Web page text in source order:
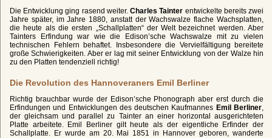
Die Entwicklung ging rasend weiter.Charles Tainter entwickelte bereits zwei
Jahre später, im Jahre 1880, anstatt der Wachswalze flache Wachsplatten,
die heute als die ersten „Schallplatten“ der Welt bezeichnet werden. Aber
Tainters Erfindung war wie die Edison’sche Wachswalze mit zu vielen
technischen Fehlern behaftet. Insbesondere die Vervielfältigung bereitete
große Schwierigkeiten. Aber er lag mit seiner Entwicklung von der Walze hin
zu den Platten tendenziell richtig!
Die Revolution des Hannoveraners Emil Berliner
Richtig brauchbar wurde der Edison’sche Phonograph aber erst durch die
Erfindungen und Entwicklungen des deutschen Kaufmannes Emil Berliner
der gleichsam und parallel zu Tainter an einer horizontal ausgerichteten
Platte arbeitete. Emil Berliner gilt heute als der eigentliche Erfinder der
Schallplatte. Er wurde am 20. Mai 1851 in Hannover geboren, wanderte